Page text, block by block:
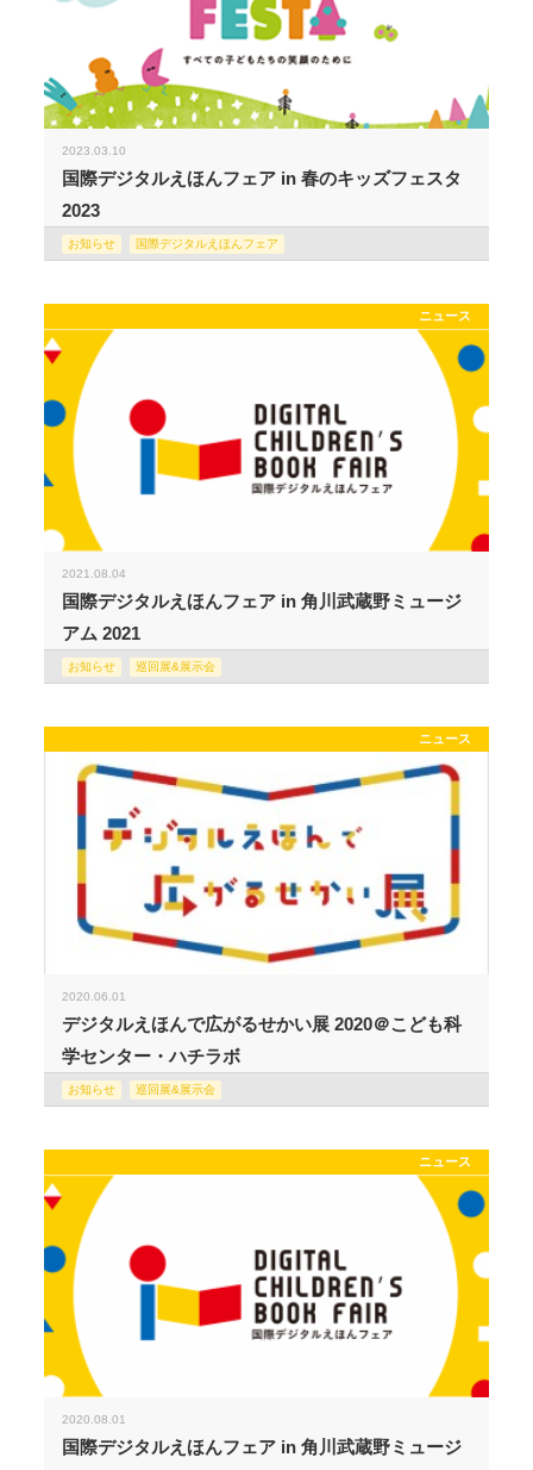
2023.03.10
国際デジタルえほんフェア in 春のキッズフェスタ
2023
お知らせ 国際デジタルえほんフェア
ニュース
2021.08.04
国際デジタルえほんフェア in 角川武蔵野ミュージ
アム 2021
お知らせ 巡回展&展示会
ニュース
2020.06.01
デジタルえほんで広がるせかい展 2020＠こども科
学センター・ハチラボ
お知らせ 巡回展&展示会
ニュース
2020.08.01
国際デジタルえほんフェア in 角川武蔵野ミュージ